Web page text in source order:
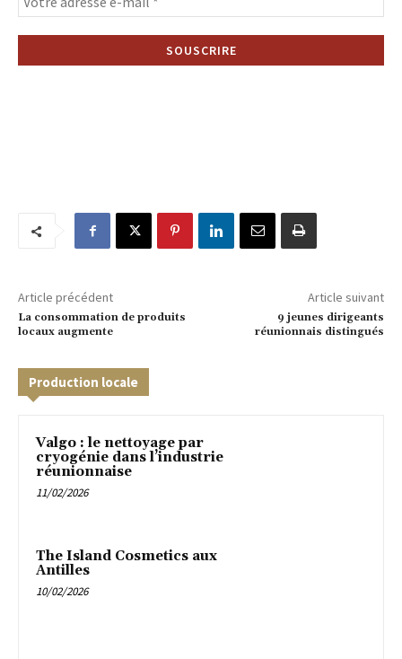
Article précédent
La consommation de produits
locaux augmente
Article suivant
9 jeunes dirigeants
réunionnais distingués
Production locale
Valgo : le nettoyage par
cryogénie dans l’industrie
réunionnaise
11/02/2026
The Island Cosmetics aux
Antilles
10/02/2026